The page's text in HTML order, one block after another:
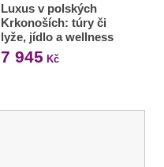
Luxus v polských
Krkonoších: túry či
lyže, jídlo a wellness
7 945 Kč